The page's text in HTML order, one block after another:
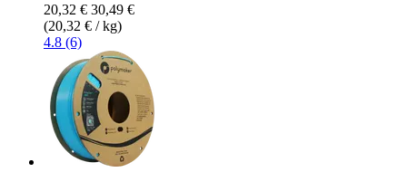
20,32 € 30,49 €
(20,32 € / kg)
4.8 (6)